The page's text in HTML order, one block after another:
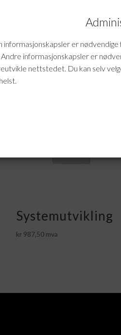
informasjonskapsler er nødvendige
informasjonskapsler er
nettstedet. Du kan selv
Systemutvikling
kr987,50 mva